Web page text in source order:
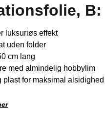
luksuriøs effekt
uden folder
cm lang
med almindelig hobbylim
for maksimal alsidighed